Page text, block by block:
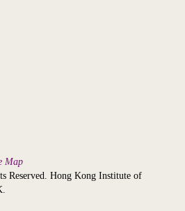
Map
Reserved. Hong Kong Institute of